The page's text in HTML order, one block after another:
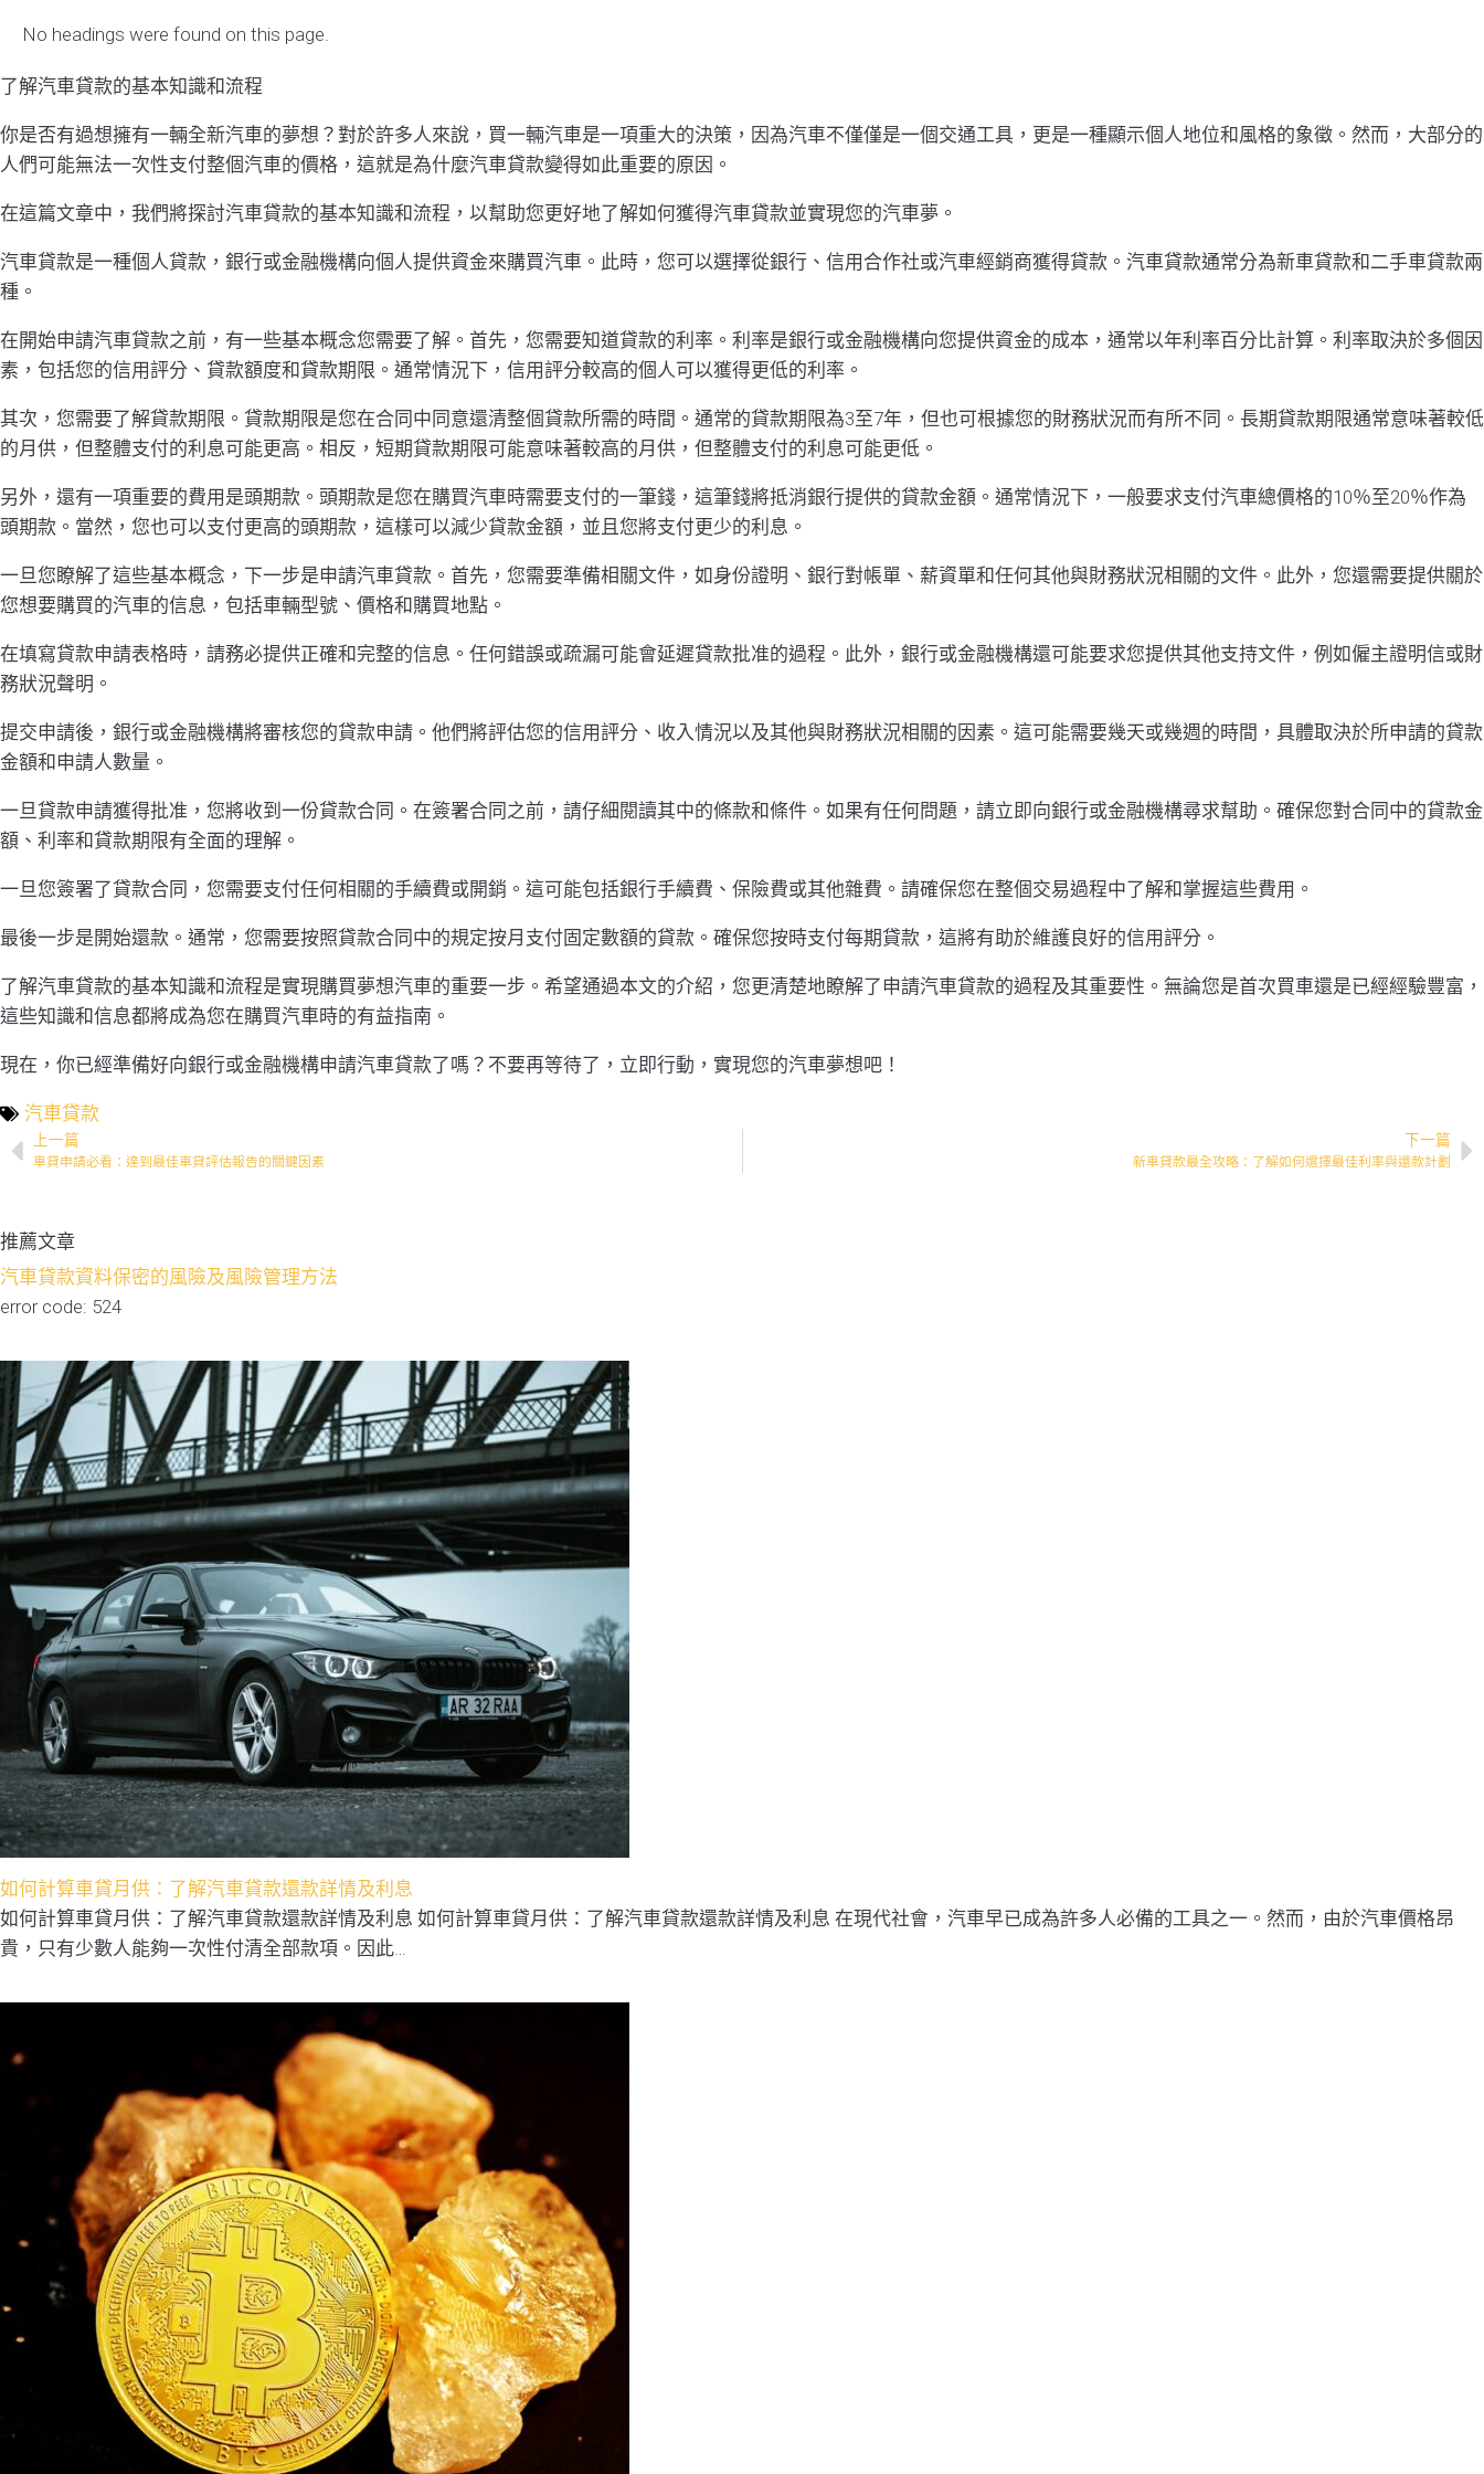
No headings were found on this page.
了解汽車貸款的基本知識和流程
你是否有過想擁有一輛全新汽車的夢想？對於許多人來說，買一輛汽車是一項重大的決策，因為汽車不僅僅是一個交通工具，更是一種顯示個人地位和風格的象徵。然而，大部分的
人們可能無法一次性支付整個汽車的價格，這就是為什麼汽車貸款變得如此重要的原因。
在這篇文章中，我們將探討汽車貸款的基本知識和流程，以幫助您更好地了解如何獲得汽車貸款並實現您的汽車夢。
汽車貸款是一種個人貸款，銀行或金融機構向個人提供資金來購買汽車。此時，您可以選擇從銀行、信用合作社或汽車經銷商獲得貸款。汽車貸款通常分為新車貸款和二手車貸款兩
種。
在開始申請汽車貸款之前，有一些基本概念您需要了解。首先，您需要知道貸款的利率。利率是銀行或金融機構向您提供資金的成本，通常以年利率百分比計算。利率取決於多個因
素，包括您的信用評分、貸款額度和貸款期限。通常情況下，信用評分較高的個人可以獲得更低的利率。
其次，您需要了解貸款期限。貸款期限是您在合同中同意還清整個貸款所需的時間。通常的貸款期限為3至7年，但也可根據您的財務狀況而有所不同。長期貸款期限通常意味著較低
的月供，但整體支付的利息可能更高。相反，短期貸款期限可能意味著較高的月供，但整體支付的利息可能更低。
另外，還有一項重要的費用是頭期款。頭期款是您在購買汽車時需要支付的一筆錢，這筆錢將抵消銀行提供的貸款金額。通常情況下，一般要求支付汽車總價格的10％至20％作為
頭期款。當然，您也可以支付更高的頭期款，這樣可以減少貸款金額，並且您將支付更少的利息。
一旦您瞭解了這些基本概念，下一步是申請汽車貸款。首先，您需要準備相關文件，如身份證明、銀行對帳單、薪資單和任何其他與財務狀況相關的文件。此外，您還需要提供關於
您想要購買的汽車的信息，包括車輛型號、價格和購買地點。
在填寫貸款申請表格時，請務必提供正確和完整的信息。任何錯誤或疏漏可能會延遲貸款批准的過程。此外，銀行或金融機構還可能要求您提供其他支持文件，例如僱主證明信或財
務狀況聲明。
提交申請後，銀行或金融機構將審核您的貸款申請。他們將評估您的信用評分、收入情況以及其他與財務狀況相關的因素。這可能需要幾天或幾週的時間，具體取決於所申請的貸款
金額和申請人數量。
一旦貸款申請獲得批准，您將收到一份貸款合同。在簽署合同之前，請仔細閱讀其中的條款和條件。如果有任何問題，請立即向銀行或金融機構尋求幫助。確保您對合同中的貸款金
額、利率和貸款期限有全面的理解。
一旦您簽署了貸款合同，您需要支付任何相關的手續費或開銷。這可能包括銀行手續費、保險費或其他雜費。請確保您在整個交易過程中了解和掌握這些費用。
最後一步是開始還款。通常，您需要按照貸款合同中的規定按月支付固定數額的貸款。確保您按時支付每期貸款，這將有助於維護良好的信用評分。
了解汽車貸款的基本知識和流程是實現購買夢想汽車的重要一步。希望通過本文的介紹，您更清楚地瞭解了申請汽車貸款的過程及其重要性。無論您是首次買車還是已經經驗豐富，
這些知識和信息都將成為您在購買汽車時的有益指南。
現在，你已經準備好向銀行或金融機構申請汽車貸款了嗎？不要再等待了，立即行動，實現您的汽車夢想吧！
汽車貸款
上一篇
車貸申請必看：達到最佳車貸評估報告的關鍵因素
下一篇
新車貸款最全攻略：了解如何選擇最佳利率與還款計劃
推薦文章
汽車貸款資料保密的風險及風險管理方法
error code: 524
如何計算車貸月供：了解汽車貸款還款詳情及利息
如何計算車貸月供：了解汽車貸款還款詳情及利息 如何計算車貸月供：了解汽車貸款還款詳情及利息 在現代社會，汽車早已成為許多人必備的工具之一。然而，由於汽車價格昂
貴，只有少數人能夠一次性付清全部款項。因此…